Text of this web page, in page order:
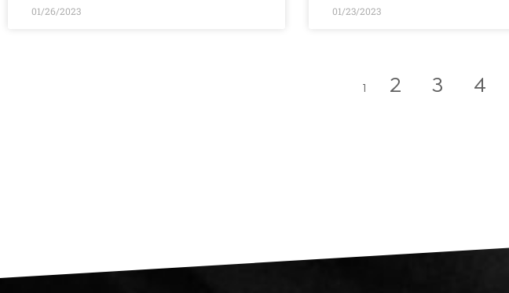
01/26/2023 01/23/2023
2 3 4